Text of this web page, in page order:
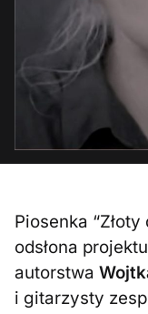
Piosenka
odsłona
autorstwa
i gitarzysty